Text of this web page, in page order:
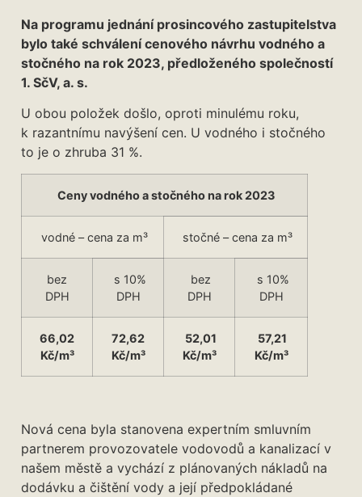
Na programu jednání prosincového zastupitelstva
bylo také schválení cenového návrhu vodného a
stočného na rok 2023, předloženého společností
1. SčV, a. s.
U obou položek došlo, oproti minulému roku,
k razantnímu navýšení cen. U vodného i stočného
to je o zhruba 31 %.
Ceny vodného a stočného na rok 2023
vodné – cena za m³ stočné – cena za m³
bez
DPH
s 10%
DPH
bez
DPH
s 10%
DPH
66,02
Kč/m³
72,62
Kč/m³
52,01
Kč/m³
57,21
Kč/m³
Nová cena byla stanovena expertním smluvním
partnerem provozovatele vodovodů a kanalizací v
našem městě a vychází z plánovaných nákladů na
dodávku a čištění vody a její předpokládané